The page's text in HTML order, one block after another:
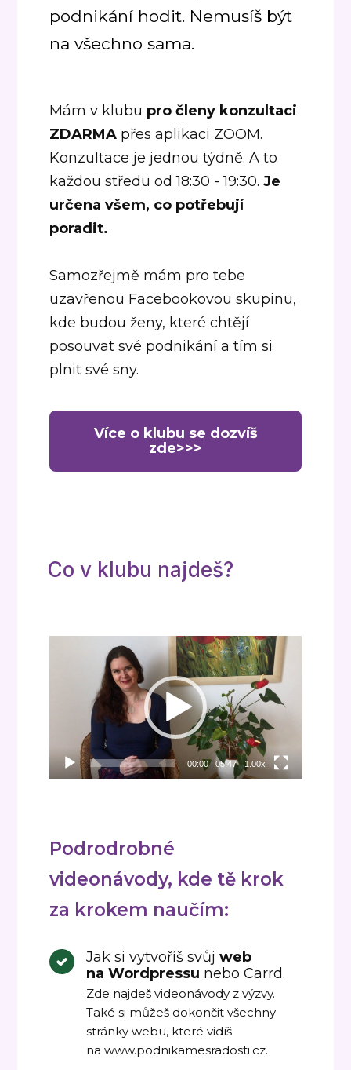
podnikání hodit. Nemusíš být
na všechno sama.
Mám v klubu pro členy konzultaci
ZDARMApřes aplikaci ZOOM.
Konzultace je jednou týdně. A to
každou středu od 18:30 - 19:30. Je
určena všem, co potřebují
poradit.
Samozřejmě mám pro tebe
uzavřenou Facebookovou skupinu,
kde budou ženy, které chtějí
posouvat své podnikání a tím si
plnit své sny.
Více o klubu se dozvíš
zde>>>
Co v klubu najdeš?
přehrávač
00:00|05:47 1.00x
Podrodrobné
videonávody, kde tě krok
za krokem naučím:
Jak si vytvoříš svůj web
na Wordpressu nebo Carrd.
Zde najdeš videonávody z výzvy.
Také si můžeš dokončit všechny
stránky webu, které vidíš
na www.podnikamesradosti.cz.